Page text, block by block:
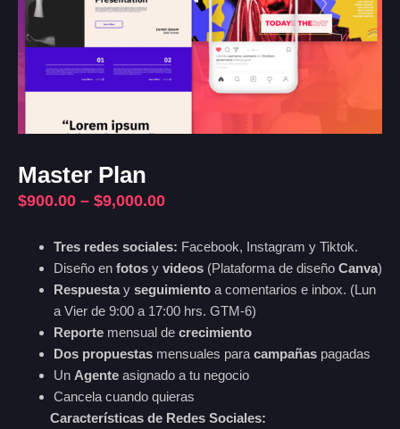
Master Plan
$900.00 – $9,000.00
Tres redes sociales: Facebook, Instagram y Tiktok.
Diseño en fotos y videos (Plataforma de diseño Canva)
Respuestay seguimiento a comentarios e inbox. (Lun
a Vier de 9:00 a 17:00 hrs. GTM-6)
Reporte mensual de crecimiento
Dos propuestas mensuales para campañas pagadas
Un Agente asignado a tu negocio
Cancela cuando quieras
Características de Redes Sociales: